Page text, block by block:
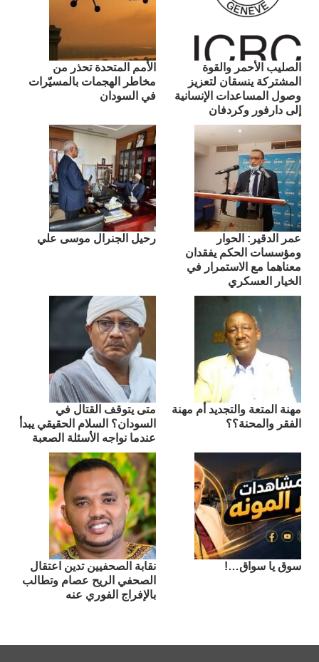
الصليب الأحمر والقوة
المشتركة ينسقان لتعزيز
وصول المساعدات الإنسانية
إلى دارفور وكردفان
الأمم المتحدة تحذر من
مخاطر الهجمات بالمسيّرات
في السودان
عمر الدقير: الحوار
ومؤسسات الحكم يفقدان
معناهما مع الاستمرار في
الخيار العسكري
رحيل الجنرال موسى علي
مهنة المتعة والتجديد أم مهنة
الفقر والمحنة؟؟
متى يتوقف القتال في
السودان؟ السلام الحقيقي يبدأ
عندما نواجه الأسئلة الصعبة
سوق يا سواق…!
نقابة الصحفيين تدين اعتقال
الصحفي الريح عصام وتطالب
بالإفراج الفوري عنه